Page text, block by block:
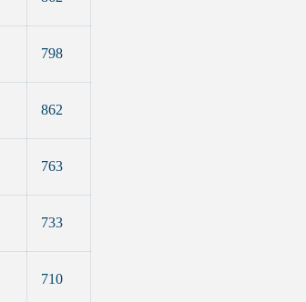
798
862
763
733
710